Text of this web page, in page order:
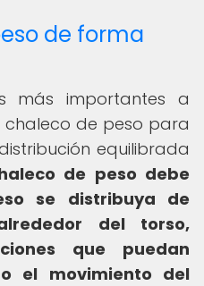
de forma
más importantes a
de peso para
equilibrada
de peso debe
se distribuya de
del torso,
que puedan
el movimiento del